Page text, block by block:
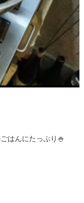
はんにたっぷり🍚